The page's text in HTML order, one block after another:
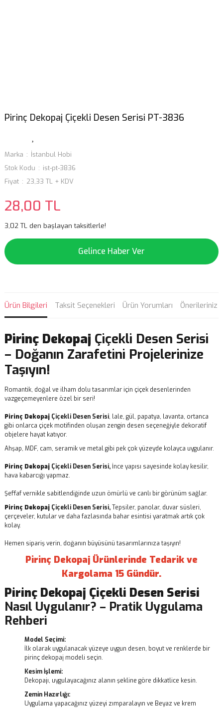
Pirinç Dekopaj Çiçekli Desen Serisi PT-3836
Marka
İstanbul Hobi
Stok Kodu
ist-pt-3836
Fiyat
23,33 TL + KDV
28,00 TL
3,02 TL den başlayan taksitlerle!
Gelince Haber Ver
Ürün Bilgileri Taksit Seçenekleri Ürün Yorumları Önerileriniz
Pirinç Dekopaj Çiçekli Desen Serisi
– Doğanın Zarafetini Projelerinize
Taşıyın!
Romantik, doğal ve ilham dolu tasarımlar için çiçek desenlerinden
vazgeçemeyenlere özel bir seri!
Pirinç Dekopaj Çiçekli Desen Serisi, lale, gül, papatya, lavanta, ortanca
gibi onlarca çiçek motifinden oluşan zengin desen seçeneğiyle dekoratif
objelere hayat katıyor.
Ahşap, MDF, cam, seramik ve metal gibi pek çok yüzeyde kolayca uygulanır.
Pirinç Dekopaj Çiçekli Desen Serisi, İnce yapısı sayesinde kolay kesilir,
hava kabarcığı yapmaz.
Şeffaf vernikle sabitlendiğinde uzun ömürlü ve canlı bir görünüm sağlar.
Pirinç Dekopaj Çiçekli Desen Serisi,Tepsiler, panolar, duvar süsleri,
çerçeveler, kutular ve daha fazlasında bahar esintisi yaratmak artık çok
kolay.
Hemen sipariş verin, doğanın büyüsünü tasarımlarınıza taşıyın!
Pirinç Dekopaj Ürünlerinde Tedarik ve
Kargolama 15 Gündür.
Pirinç Dekopaj Çiçekli Desen Serisi
Nasıl Uygulanır? – Pratik Uygulama
Rehberi
Model Seçimi:
İlk olarak uygulanacak yüzeye uygun desen, boyut ve renklerde bir
pirinç dekopaj modeli seçin.
Kesim İşlemi:
Dekopajı, uygulayacağınız alanın şekline göre dikkatlice kesin.
Zemin Hazırlığı:
Uygulama yapacağınız yüzeyi zımparalayın ve Beyaz ve krem